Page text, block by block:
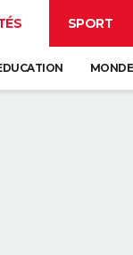
SPORT
MONDE